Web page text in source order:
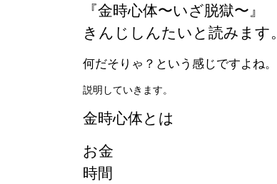
『金時心体〜いざ脱獄〜』
きんじしんたいと読みます。
何だそりゃ？という感じですよね。
説明していきます。
金時心体とは
お金
時間